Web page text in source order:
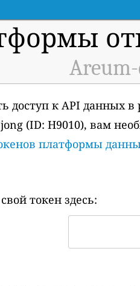
доступ к API данных в
(ID: H9010), вам
платформы
токен здесь: